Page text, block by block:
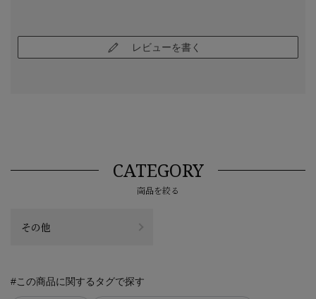
レビューを書く
CATEGORY
商品を絞る
その他
#この商品に関するタグで探す